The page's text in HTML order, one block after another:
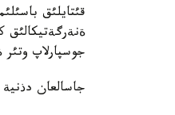
قئتايلئق
جوسپارلاپ
جاسالعان